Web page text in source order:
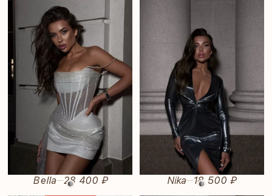
Bella—28 400 ₽ Nika—18 500 ₽